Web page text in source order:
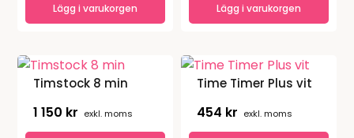
Lägg i varukorgen Lägg i varukorgen
Timstock 8 min
1 150 kr exkl. moms
Time Timer Plus vit
454 kr exkl. moms